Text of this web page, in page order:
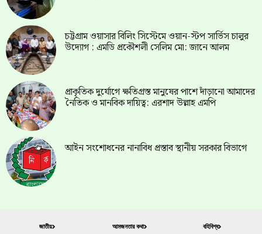
চট্টগ্রাম ওয়াসার বিলিং সিস্টেমে ওয়ান-স্টপ সার্ভিস চালুর
উদ্যোগ : এমডি প্রকৌশলী সেলিম মো: জানে আলম
প্রাকৃতিক দুর্যোগে ক্ষতিগ্রস্ত মানুষের পাশে দাঁড়ানো আমাদের
নৈতিক ও মানবিক দায়িত্ব: এরশাদ উল্লাহ এমপি
আইন সংশোধনের নানাবিধ প্রস্তাব স্থানীয় সরকার বিভাগে
জাতীয় আমজনতার কথা বহিবিশ্ব